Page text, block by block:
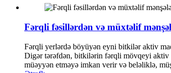
Fərqli fəsillərdən və müxtəlif
Fərqli yerlərdə böyüyən eyni bitkilər aktiv
Digər tərəfdən, bitkilərin fərqli mövqeyi aktiv
müəyyən etməyə imkan verir və beləliklə,